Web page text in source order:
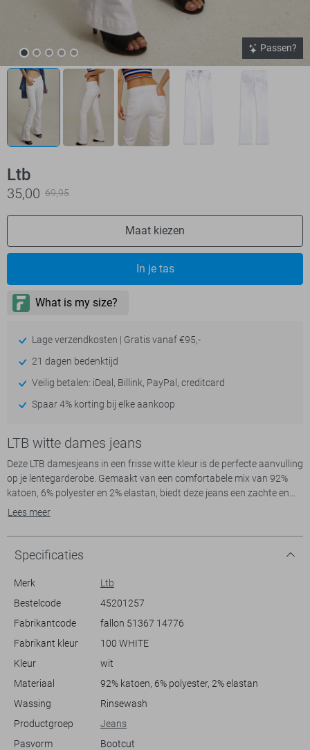
Passen?
Ltb
35,00 69,95
Maat kiezen
In je tas
Lage verzendkosten | Gratis vanaf €95,-
21 dagen bedenktijd
Veilig betalen: iDeal, Billink, PayPal, creditcard
Spaar 4% korting bij elke aankoop
LTB witte dames jeans
Deze LTB damesjeans in een frisse witte kleur is de perfecte aanvulling
op je lentegarderobe. Gemaakt van een comfortabele mix van 92%
katoen, 6% polyester en 2% elastan, biedt deze jeans een zachte en
flexibele pasvorm. De bootcut stijl en de regular waist accentueren je
een nette uitstraling. Met een klassieke 5-pocket indeling en een
praktische knoop- en ritssluiting is deze jeans zowel functioneel als
stijlvol.
Dankzij het tijdloze design zijn deze LTB jeans gemakkelijk te
elegante blouse en hakken voor een chique diner, of kies voor een
casual top en sneakers voor een relaxte dag in het park. De normale
lengte en bootcut pasvorm maken ze geschikt voor zowel formele als
Meer informatie:
De binnenbeenlengte is 82 cm bij maat 28/32.
Lees meer
Specificaties
Merk
Ltb
Bestelcode
45201257
Fabrikantcode
fallon 51367 14776
Fabrikant kleur
100 WHITE
Kleur
wit
Materiaal
92% katoen, 6% polyester, 2% elastan
Wassing
Rinsewash
Productgroep
Jeans
Pasvorm
Bootcut